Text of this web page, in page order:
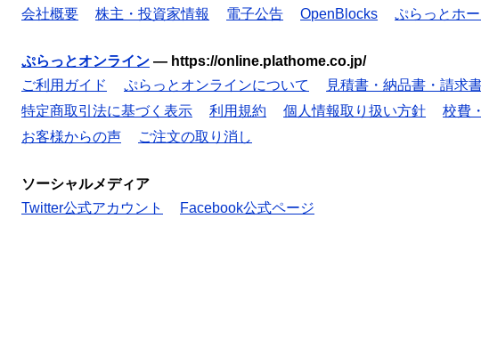
会社概要
株主・投資家情報 電子公告 OpenBlocks ぷらっとホ
ぷらっとオンライン — https://online.plathome.co.jp/
ご利用ガイド
ぷらっとオンラインについて 見積書・納品書・請求
特定商取引法に基づく表示
利用規約 個人情報取り扱い方針 校費
お客様からの声
ご注文の取り消し
ソーシャルメディア
Twitter公式アカウント
Facebook公式ページ